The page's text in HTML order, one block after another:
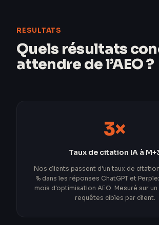
RESULTATS
Quels résultats
attendre de l’AEO ?
3×
Taux de citation IA à
Nos clients passent d'un taux de
% dans les réponses ChatGPT et
mois d'optimisation AEO. Mesuré sur
requêtes cibles par client.